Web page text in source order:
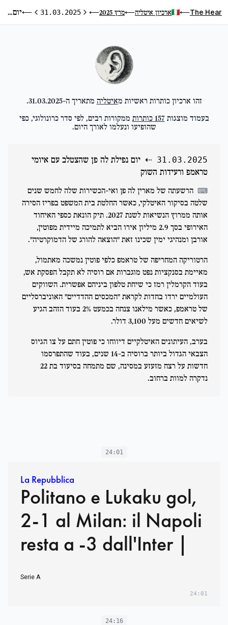
The Hear
⟵ ארכיון איטליה⟵מרץ 2025 ⟵היום הקודם
31.03.2025 היום הבא
⟵ יום נפילת לה פן שהצטלב עם איומי טראמפ ורעידות השוק
זהו ארכיון כותרות ראשיות מאיטליה מתאריך ה-31.03.2025
.
בעמוד מוצגות 157 כותרות ממקורות רבים, לפי סדר כרונולוגי, כפי
שהופיעו ונעלמו לאורך היום.
31.03.2025
⇠ יום נפילת לה פן שהצטלב עם איומי
טראמפ ורעידות השוק
⌨ הרשעתה של מארין לה פן ואי-הכשירות שלה לחמש שנים
שלטה בסיקור האיטלקי, כאשר החלטת בית המשפט בפריז הסירה
אותה ממרוץ הנשיאות לשנת 2027. תיק הונאת כספי האיחוד
האירופי בסך 2.9 מיליון אירו הביא לתמיכה מיידית מפוטין,
אורבן ומנהיגי ימין שכינו זאת "הוצאה להורג של הדמוקרטיה".
הרטוריקה המחריפה של טראמפ כלפי פוטין נמשכה מאתמול,
מאיימת בסנקציות נפט מוגברות אם רוסיה לא תקבל הפסקת אש,
בעוד הקרמלין רמז כי שיחת טלפון ביניהם אפשרית. השווקים
העולמיים ירדו בחדות לקראת "המכסים ההדדיים" האוניברסליים
של טראמפ, כאשר מילאנו צנחה בכמעט 2% בעוד הזהב הגיע
לשיאים חדשים מעל 3,100 דולר.
בערב, העיתונים האיטלקיים דיווחו כי פוטין חתם על צו הגיוס
הצבאי הגדול ביותר ברוסיה ב-14 שנים, בעוד שהתפרסמו
חדשות על רצח מזעזע במסינה, שם מתמחה בסיעוד בת 22
נדקרה למוות ברחוב.
24:01
La Repubblica
Politano e Lukaku gol,
2-1 al Milan: il Napoli
resta a -3 dall'Inter |
Serie A
24:01
24:16